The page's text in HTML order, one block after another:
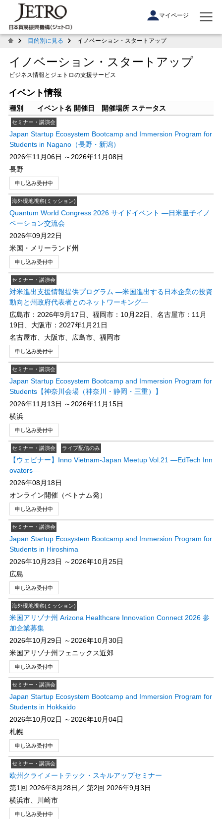
マイページ
目的別に見る イノベーション・スタートアップ
イノベーション・スタートアップ
ビジネス情報とジェトロの支援サービス
イベント情報
種別 イベント名 開催日 開催場所 ステータス
セミナー・講演会
Japan Startup Ecosystem Bootcamp and Immersion Program for
Students in Nagano（長野・新潟）
2026年11月06日 ～2026年11月08日
長野
申し込み受付中
海外現地視察(ミッション)
Quantum World Congress 2026 サイドイベント ―日米量子イノ
ベーション交流会
2026年09月22日
米国・メリーランド州
申し込み受付中
セミナー・講演会
対米進出支援情報提供プログラム ―米国進出する日本企業の投資
動向と州政府代表者とのネットワーキング―
広島市：2026年9月17日、福岡市：10月22日、名古屋市：11月
19日、大阪市：2027年1月21日
名古屋市、大阪市、広島市、福岡市
申し込み受付中
セミナー・講演会
Japan Startup Ecosystem Bootcamp and Immersion Program for
Students【神奈川会場（神奈川・静岡・三重）】
2026年11月13日 ～2026年11月15日
横浜
申し込み受付中
セミナー・講演会 ライブ配信のみ
【ウェビナー】Inno Vietnam-Japan Meetup Vol.21 ―EdTech Inn
ovators―
2026年08月18日
オンライン開催（ベトナム発）
申し込み受付中
セミナー・講演会
Japan Startup​ Ecosystem Bootcamp and Immersion Program​ for
Students​ in Hiroshima
2026年10月23日 ～2026年10月25日
広島
申し込み受付中
海外現地視察(ミッション)
米国アリゾナ州 Arizona Healthcare Innovation Connect 2026 参
加企業募集
2026年10月29日 ～2026年10月30日
米国アリゾナ州フェニックス近郊
申し込み受付中
セミナー・講演会
Japan Startup​ Ecosystem Bootcamp and Immersion Program​ for
Students​ in Hokkaido
2026年10月02日 ～2026年10月04日
札幌
申し込み受付中
セミナー・講演会
欧州クライメートテック・スキルアップセミナー
第1回 2026年8月28日／ 第2回 2026年9月3日
横浜市、川崎市
申し込み受付中